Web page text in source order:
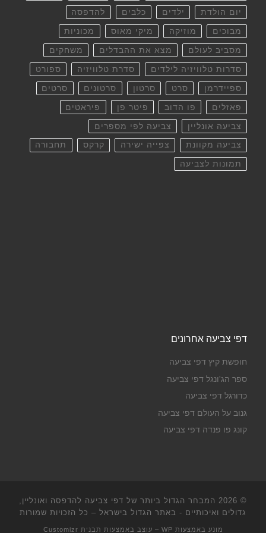
יום הולדת ילדים כלבים להדפסה
מבוכים מוזיקה מיקי מאוס מכוניות
מסביב לעולם מצא את ההבדלים משחקים
סדרות טלוויזיה לילדים סדרת טלוויזיה ספורט
ספיידרמן סרט סרטון סרטונים סרטים
פאזלים פו הדוב פיטר פן פיראטים
צביעה אונליין צביעה לפי מספרים
צביעה מקוונת צפייה ישירה קרקס תחבורה
תמונות לצביעה
דפי צביעה אחרונים
חופשת קיץ דפי צביעה
ספר הג'ונגל דפי צביעה
כדורגל דפי צביעה
גנוב על העולם דפי צביעה
קונג פו פנדה דפי צביעה
© 2026
המבחר הגדול ביותר של דפי צביעה להדפסה ואונליין,
גדולים ואיכותיים - באתר הגדול בישראל – כל הזכויות שמורות
מונע באמצעות WP – עוצב באמצעות תבנית Customizr